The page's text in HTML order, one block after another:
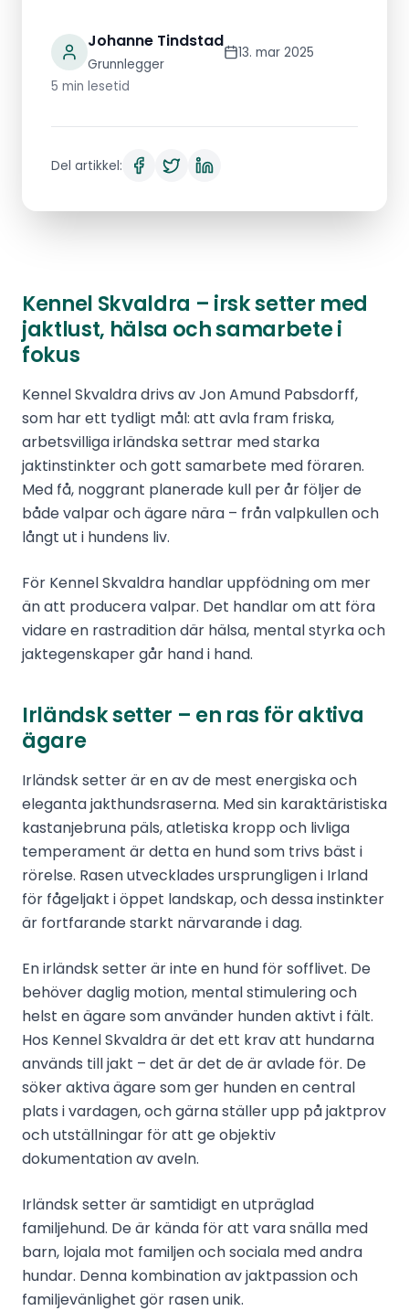
Johanne Tindstad
Grunnlegger
13. mar 2025
5 min lesetid
Del artikkel:
Kennel Skvaldra – irsk setter med
jaktlust, hälsa och samarbete i
fokus
Kennel Skvaldra drivs av Jon Amund Pabsdorff,
som har ett tydligt mål: att avla fram friska,
arbetsvilliga irländska settrar med starka
jaktinstinkter och gott samarbete med föraren.
Med få, noggrant planerade kull per år följer de
både valpar och ägare nära – från valpkullen och
långt ut i hundens liv.
För Kennel Skvaldra handlar uppfödning om mer
än att producera valpar. Det handlar om att föra
vidare en rastradition där hälsa, mental styrka och
jaktegenskaper går hand i hand.
Irländsk setter – en ras för aktiva
ägare
Irländsk setter är en av de mest energiska och
eleganta jakthundsraserna. Med sin karaktäristiska
kastanjebruna päls, atletiska kropp och livliga
temperament är detta en hund som trivs bäst i
rörelse. Rasen utvecklades ursprungligen i Irland
för fågeljakt i öppet landskap, och dessa instinkter
är fortfarande starkt närvarande i dag.
En irländsk setter är inte en hund för sofflivet. De
behöver daglig motion, mental stimulering och
helst en ägare som använder hunden aktivt i fält.
Hos Kennel Skvaldra är det ett krav att hundarna
används till jakt – det är det de är avlade för. De
söker aktiva ägare som ger hunden en central
plats i vardagen, och gärna ställer upp på jaktprov
och utställningar för att ge objektiv
dokumentation av aveln.
Irländsk setter är samtidigt en utpräglad
familjehund. De är kända för att vara snälla med
barn, lojala mot familjen och sociala med andra
hundar. Denna kombination av jaktpassion och
familjevänlighet gör rasen unik.